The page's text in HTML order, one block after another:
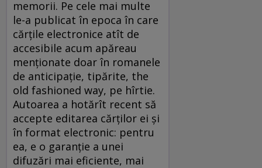
memorii. Pe cele mai multe
le-a publicat în epoca în care
cărţile electronice atît de
accesibile acum apăreau
menţionate doar în romanele
de anticipaţie, tipărite, the
old fashioned way, pe hîrtie.
Autoarea a hotărît recent să
accepte editarea cărţilor ei şi
în format electronic: pentru
ea, e o garanţie a unei
difuzări mai eficiente, mai